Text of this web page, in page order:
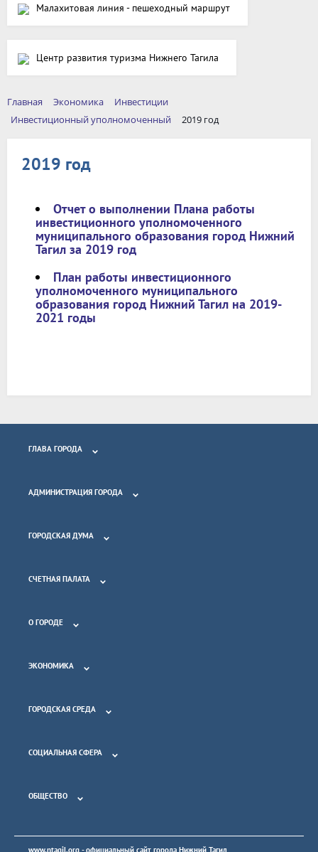
Малахитовая линия - пешеходный маршрут
Центр развития туризма Нижнего Тагила
Главная Экономика
Инвестиции
Инвестиционный уполномоченный
2019 год
2019 год
Отчет о выполнении Плана работы
инвестиционного уполномоченного
муниципального образования город Нижний
Тагил за 2019 год
План работы инвестиционного
уполномоченного муниципального
образования город Нижний Тагил на 2019-
2021 годы
ГЛАВА ГОРОДА
АДМИНИСТРАЦИЯ ГОРОДА
ГОРОДСКАЯ ДУМА
СЧЕТНАЯ ПАЛАТА
О ГОРОДЕ
ЭКОНОМИКА
ГОРОДСКАЯ СРЕДА
СОЦИАЛЬНАЯ СФЕРА
ОБЩЕСТВО
www.ntagil.org - официальный сайт города Нижний Тагил